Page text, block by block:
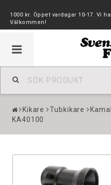
Fri frakt
1000 kr. Öppet vardagar 10-17. Vi
Välkommen!
Kikare Tubkikare
KA40100